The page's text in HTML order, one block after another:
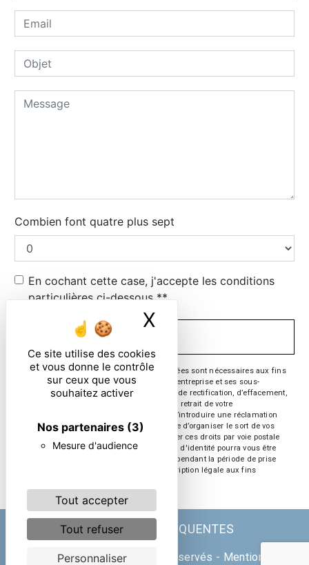
Ce site utilise des cookies
et vous donne le contrôle
sur ceux que vous
souhaitez activer
Nos partenaires (3)
Mesure d'audience
Tout accepter
Tout refuser
Personnaliser
X Masquer le
Combien font quatre plus sept
En cochant cette case, j'accepte les conditions
particulières ci-dessous **
** Les données personnelles communiquées sont nécessaires aux fins
de vous contacter. Elles sont destinées à l'entreprise et ses sous-
traitants. Vous disposez de droits d’accès, de rectification, d’effacement,
de portabilité, de limitation, d’opposition, de retrait de votre
consentement à tout moment et du droit d’introduire une réclamation
auprès d’une autorité de contrôle, ainsi que d’organiser le sort de vos
données post-mortem. Vous pouvez exercer ces droits par voie postale
ou par courrier électronique. Un justificatif d'identité pourra vous être
demandé. Nous conservons vos données pendant la période de prise
de contact puis pendant la durée de prescription légale aux fins
RECHERCHES FRÉQUENTES
Vistalid- 2026 - Tous droits réservés - Mentions